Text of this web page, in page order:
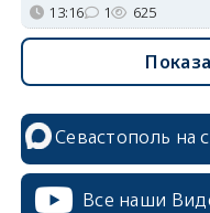
13:16 1 625
Севастополь на
Все наши